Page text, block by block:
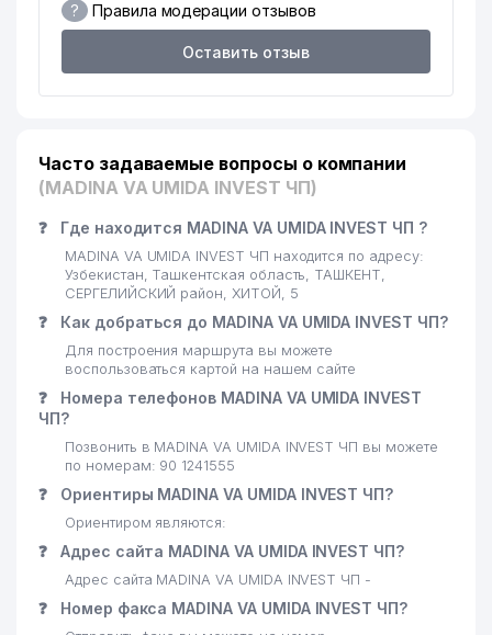
? Правила модерации отзывов
Оставить отзыв
Часто задаваемые вопросы о компании
(MADINA VA UMIDA INVEST ЧП)
❓ Где находится MADINA VA UMIDA INVEST ЧП ?
MADINA VA UMIDA INVEST ЧП находится по адресу:
Узбекистан, Ташкентская область, ТАШКЕНТ,
СЕРГЕЛИЙСКИЙ район, ХИТОЙ, 5
❓ Как добраться до MADINA VA UMIDA INVEST ЧП?
Для построения маршрута вы можете
воспользоваться картой на нашем сайте
❓
Номера телефонов MADINA VA UMIDA INVEST
ЧП?
Позвонить в MADINA VA UMIDA INVEST ЧП вы можете
по номерам: 90 1241555
❓ Ориентиры MADINA VA UMIDA INVEST ЧП?
Ориентиром являются:
❓ Адрес сайта MADINA VA UMIDA INVEST ЧП?
Адрес сайта MADINA VA UMIDA INVEST ЧП -
❓ Номер факса MADINA VA UMIDA INVEST ЧП?